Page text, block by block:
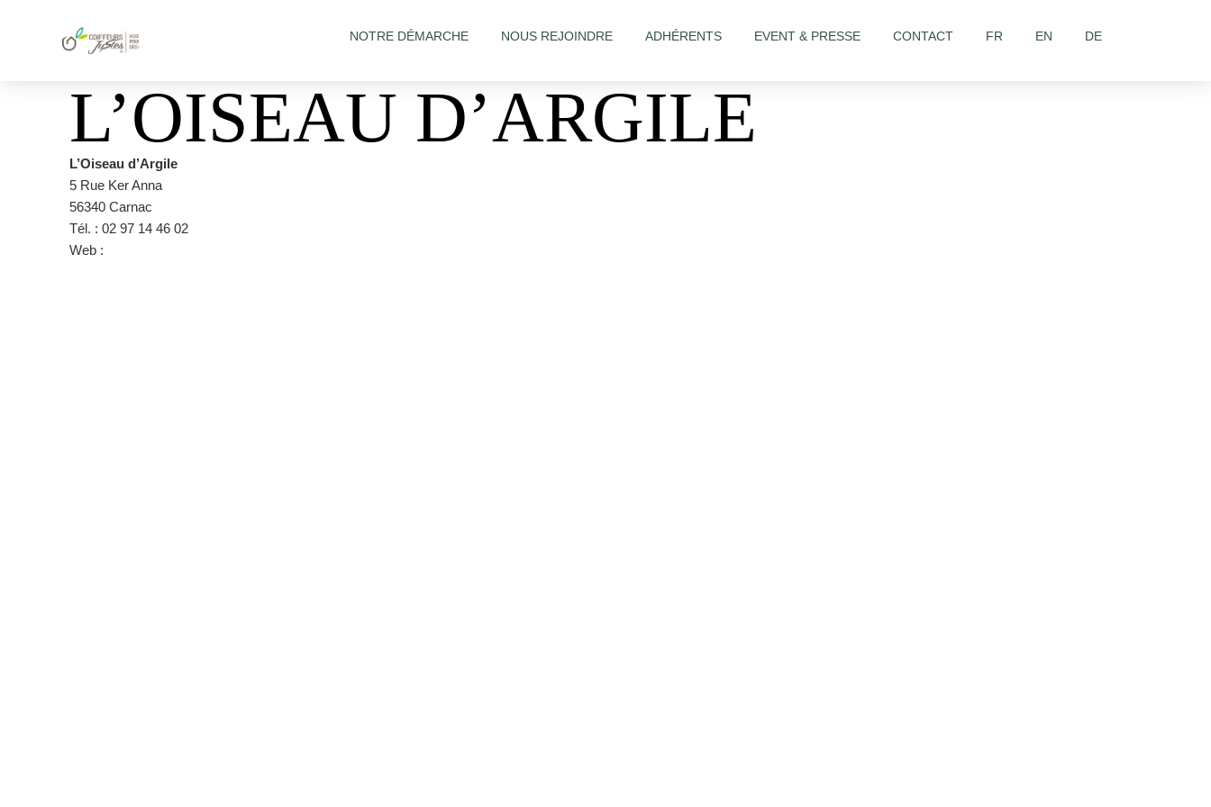
NOTRE DÉMARCHE NOUS REJOINDRE ADHÉRENTS EVENT & PRESSE CONTACT FR EN DE
L’OISEAU D’ARGILE
L’Oiseau d’Argile
5 Rue Ker Anna
56340 Carnac
Tél. : 02 97 14 46 02
Web :